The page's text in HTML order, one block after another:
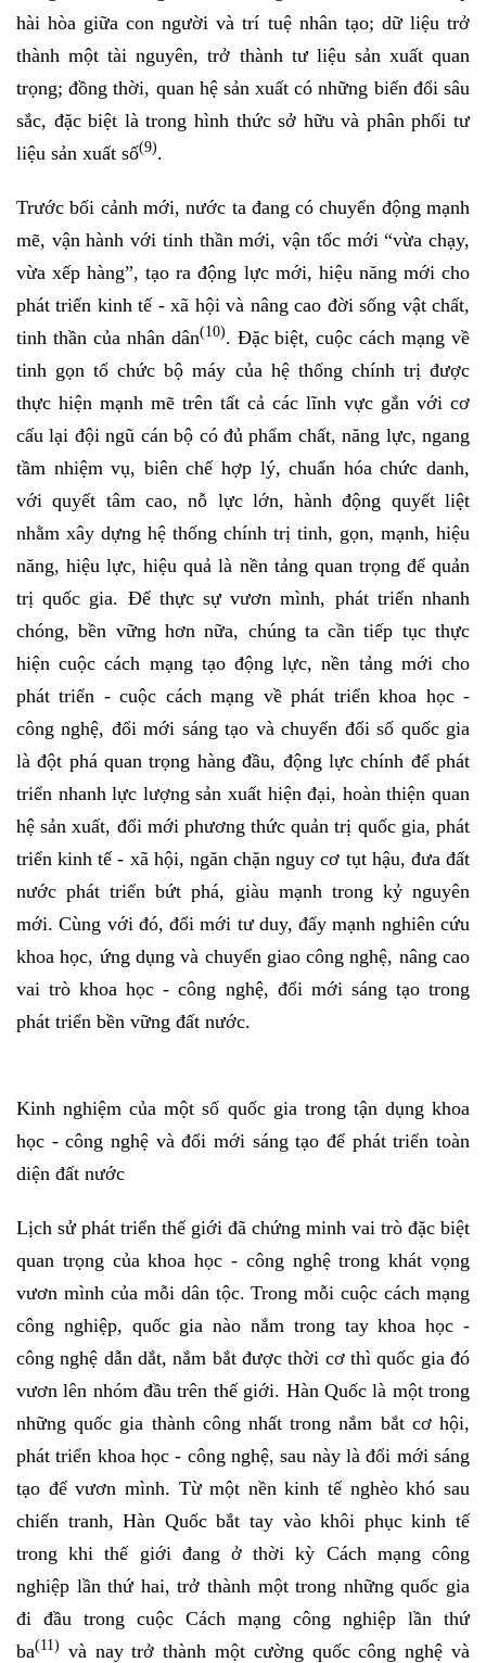
hài hòa giữa con người và trí tuệ nhân tạo; dữ liệu trở
thành một tài nguyên, trở thành tư liệu sản xuất quan
trọng; đồng thời, quan hệ sản xuất có những biến đổi sâu
sắc, đặc biệt là trong hình thức sở hữu và phân phối tư
liệu sản xuất số(9).
Trước bối cảnh mới, nước ta đang có chuyển động mạnh
mẽ, vận hành với tinh thần mới, vận tốc mới “vừa chạy,
vừa xếp hàng”, tạo ra động lực mới, hiệu năng mới cho
phát triển kinh tế - xã hội và nâng cao đời sống vật chất,
tinh thần của nhân dân(10). Đặc biệt, cuộc cách mạng về
tinh gọn tổ chức bộ máy của hệ thống chính trị được
thực hiện mạnh mẽ trên tất cả các lĩnh vực gắn với cơ
cấu lại đội ngũ cán bộ có đủ phẩm chất, năng lực, ngang
tầm nhiệm vụ, biên chế hợp lý, chuẩn hóa chức danh,
với quyết tâm cao, nỗ lực lớn, hành động quyết liệt
nhằm xây dựng hệ thống chính trị tinh, gọn, mạnh, hiệu
năng, hiệu lực, hiệu quả là nền tảng quan trọng để quản
trị quốc gia. Để thực sự vươn mình, phát triển nhanh
chóng, bền vững hơn nữa, chúng ta cần tiếp tục thực
hiện cuộc cách mạng tạo động lực, nền tảng mới cho
phát triển - cuộc cách mạng về phát triển khoa học -
công nghệ, đổi mới sáng tạo và chuyển đổi số quốc gia
là đột phá quan trọng hàng đầu, động lực chính để phát
triển nhanh lực lượng sản xuất hiện đại, hoàn thiện quan
hệ sản xuất, đổi mới phương thức quản trị quốc gia, phát
triển kinh tế - xã hội, ngăn chặn nguy cơ tụt hậu, đưa đất
nước phát triển bứt phá, giàu mạnh trong kỷ nguyên
mới. Cùng với đó, đổi mới tư duy, đẩy mạnh nghiên cứu
khoa học, ứng dụng và chuyển giao công nghệ, nâng cao
vai trò khoa học - công nghệ, đổi mới sáng tạo trong
phát triển bền vững đất nước.
Kinh nghiệm của một số quốc gia trong tận dụng khoa
học - công nghệ và đổi mới sáng tạo để phát triển toàn
diện đất nước
Lịch sử phát triển thế giới đã chứng minh vai trò đặc biệt
quan trọng của khoa học - công nghệ trong khát vọng
vươn mình của mỗi dân tộc. Trong mỗi cuộc cách mạng
công nghiệp, quốc gia nào nắm trong tay khoa học -
công nghệ dẫn dắt, nắm bắt được thời cơ thì quốc gia đó
vươn lên nhóm đầu trên thế giới. Hàn Quốc là một trong
những quốc gia thành công nhất trong nắm bắt cơ hội,
phát triển khoa học - công nghệ, sau này là đổi mới sáng
tạo để vươn mình. Từ một nền kinh tế nghèo khó sau
chiến tranh, Hàn Quốc bắt tay vào khôi phục kinh tế
trong khi thế giới đang ở thời kỳ Cách mạng công
nghiệp lần thứ hai, trở thành một trong những quốc gia
đi đầu trong cuộc Cách mạng công nghiệp lần thứ
ba(11) và nay trở thành một cường quốc công nghệ và